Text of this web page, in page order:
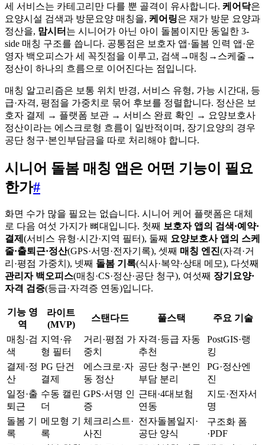
세 서비스는 카테고리만 다를 뿐 골격이 유사합니다. 케어닥은
요양시설 검색과 방문요양 매칭을, 케어링은 재가 방문 요양과
정산을, 맘시터 는 시니어가 아닌 아이 돌봄이지만 동일한 3-
side 매칭 구조를 씁니다. 공통점은 보호자 앱·돌봄 인력 앱·운
영자 백오피스가 세 꼭짓점을 이루고, 검색→매칭→스케줄→
정산이 하나의 흐름으로 이어진다는 점입니다.
매칭 알고리즘은 보통 위치 반경, 서비스 유형, 가능 시간대, 등
급·자격, 평점을 가중치로 묶어 후보를 정렬합니다. 정산은 보
호자 결제 → 플랫폼 보관 → 서비스 완료 확인 → 요양보호사
정산이라는 에스크로형 흐름이 일반적이며, 장기요양의 경우
공단 청구·본인부담금을 따로 처리해야 합니다.
시니어 돌봄 매칭 앱은 어떤 기능이 필요
한가#
화면 수가 많을 필요는 없습니다. 시니어 케어 플랫폼은 대체
로 다음 여섯 가지가 뼈대입니다. 첫째 보호자 앱의 검색·예약·
결제 (서비스 유형·시간·지역 필터), 둘째 요양보호사 앱의 스케
줄·출퇴근·정산(GPS·서명·전자기록), 셋째 매칭 엔진(자격·거
리·평점 가중치), 넷째 돌봄 기록(식사·복약·상태 메모), 다섯째
관리자 백오피스(매칭·CS·정산·공단 청구), 여섯째 장기요양·
자격 검증(등급·자격증 연동)입니다.
기능 영
역
라이트
(MVP)
스탠다드 풀스택 주요 기술
매칭·검
색
지역·유
형 필터
거리·평점 가
중치
자격·등급 자동
추천
PostGIS·랭
킹
결제·정
산
PG 단건
결제
에스크로·자
동 정산
공단 청구·본인
부담 분리
PG·정산엔
진
일정·출
퇴근
수동 캘린
더
GPS·서명 인
증
근태·4대보험
연동
지도·전자서
명
돌봄 기
록
메모형 기
록
체크리스트·
사진
전자돌봄일지·
공단 양식
구조화 폼
·PDF